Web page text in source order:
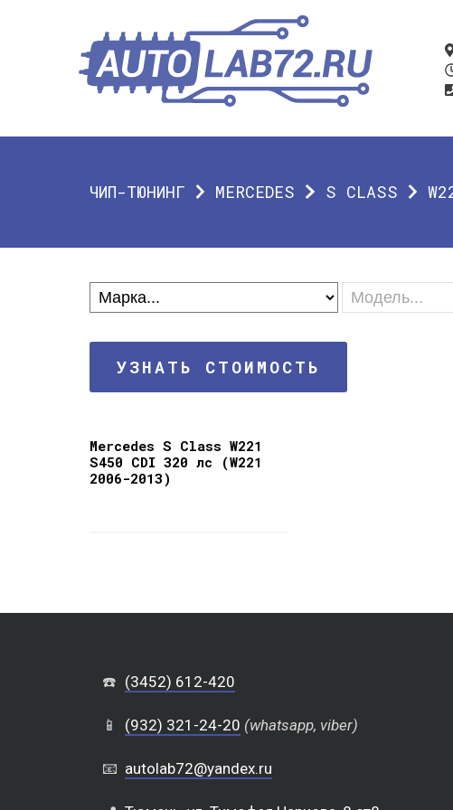
ЧИП-ТЮНИНГ MERCEDES S CLASS
УЗНАТЬ СТОИМОСТЬ
Mercedes S Class W221
S450 CDI 320 лс (W221
2006-2013)
☎️ (3452) 612-420
📱 (932) 321-24-20 (whatsapp, viber)
📧 autolab72@yandex.ru